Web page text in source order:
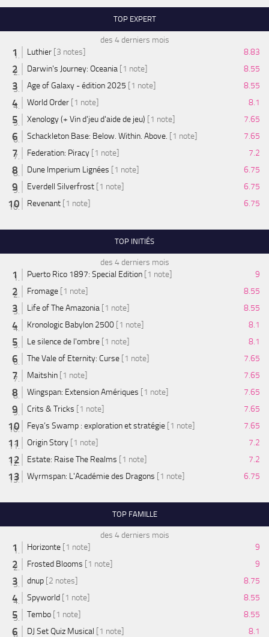
TOP EXPERT
des 4 derniers mois
Luthier [3 notes]
8.83
Darwin's Journey: Oceania [1 note]
8.55
Age of Galaxy - édition 2025 [1 note]
8.55
World Order [1 note]
8.1
Xenology (+ Vin d'jeu d'aide de jeu) [1 note]
7.65
Schackleton Base: Below. Within. Above. [1 note]
7.65
Federation: Piracy [1 note]
7.2
Dune Imperium Lignées [1 note]
6.75
Everdell Silverfrost [1 note]
6.75
Revenant [1 note] 6.75
TOP INITIÉS
des 4 derniers mois
Puerto Rico 1897: Special Edition [1 note]
9
Fromage [1 note]
8.55
Life of The Amazonia [1 note]
8.55
Kronologic Babylon 2500 [1 note]
8.1
Le silence de l'ombre [1 note]
8.1
The Vale of Eternity: Curse [1 note]
7.65
Maitshin [1 note]
7.65
Wingspan: Extension Amériques [1 note]
7.65
Crits & Tricks [1 note]
7.65
Feya’s Swamp : exploration et stratégie [1 note]
7.65
Origin Story [1 note]
7.2
Estate: Raise The Realms [1 note]
7.2
Wyrmspan: L'Académie des Dragons [1 note] 6.75
TOP FAMILLE
des 4 derniers mois
Horizonte [1 note]
9
Frosted Blooms [1 note]
9
dnup [2 notes]
8.75
Spyworld [1 note]
8.55
Tembo [1 note]
8.55
DJ Set Quiz Musical [1 note]
8.1